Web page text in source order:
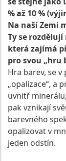
% až 10 %
Na naší Zemi
Ty se
která zajímá
pro svou „hru
Hra barev, se
„opalizace“, a
uvnitř
pak vznikají
barevného
opalizovat v
jeden odstín.